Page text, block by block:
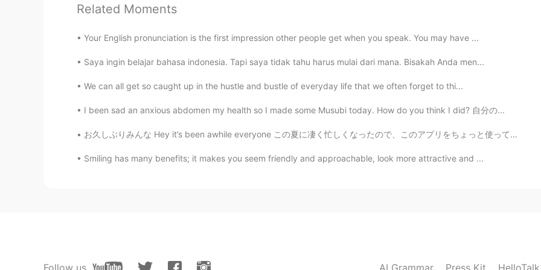
桜みたいですね～😄
Noriko のりこ 2020.02.19 08:49
So beautiful
JP EN
アーモンドの実がつきますか？ 実際にたべますか？
Related Moments
Your English pronunciation is the first impression other people get when you speak. You may have ...
Saya ingin belajar bahasa indonesia. Tapi saya tidak tahu harus mulai dari mana. Bisakah Anda men...
We can all get so caught up in the hustle and bustle of everyday life that we often forget to thi...
I been sad an anxious abdomen my health so I made some Musubi today. How do you think I did? 自分の...
お久しぶりみんな Hey it’s been awhile everyone この夏に凄く忙しくなったので、このアプリをちょっと使って止まりちゃった I became extremely bu...
Smiling has many benefits; it makes you seem friendly and approachable, look more attractive and ...
Follow us AI Grammar Press Kit